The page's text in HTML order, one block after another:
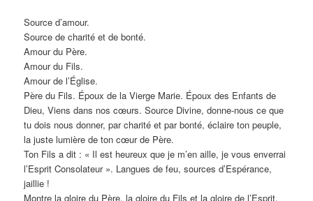
Source d’amour.
Source de charité et de bonté.
Amour du Père.
Amour du Fils.
Amour de l’Église.
Père du Fils. Époux de la Vierge Marie. Époux des Enfants de
Dieu, Viens dans nos cœurs. Source Divine, donne-nous ce que
tu dois nous donner, par charité et par bonté, éclaire ton peuple,
la juste lumière de ton cœur de Père.
Ton Fils a dit : « Il est heureux que je m’en aille, je vous enverrai
l’Esprit Consolateur ». Langues de feu, sources d’Espérance,
jaillie !
Montre la gloire du Père, la gloire du Fils et la gloire de l’Esprit.